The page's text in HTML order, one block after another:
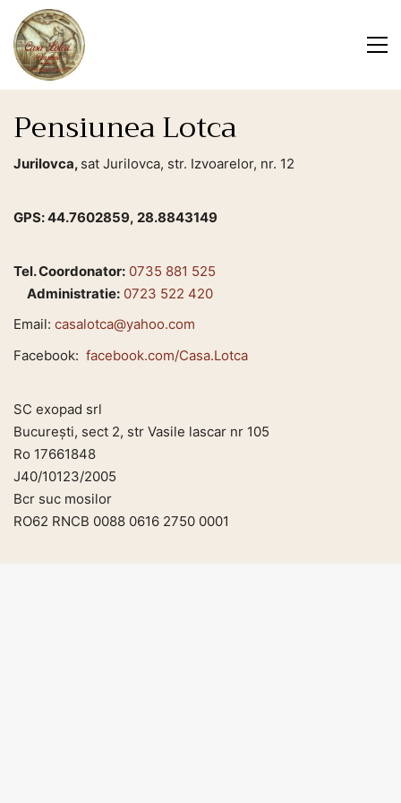
Pensiunea Lotca
Jurilovca, sat Jurilovca, str. Izvoarelor, nr. 12
GPS:44.7602859, 28.8843149
Tel. Coordonator: 0735 881 525
Administratie: 0723 522 420
Email: casalotca@yahoo.com
Facebook: facebook.com/Casa.Lotca
SC exopad srl
București, sect 2, str Vasile lascar nr 105
Ro 17661848
J40/10123/2005
Bcr suc mosilor
RO62 RNCB 0088 0616 2750 0001